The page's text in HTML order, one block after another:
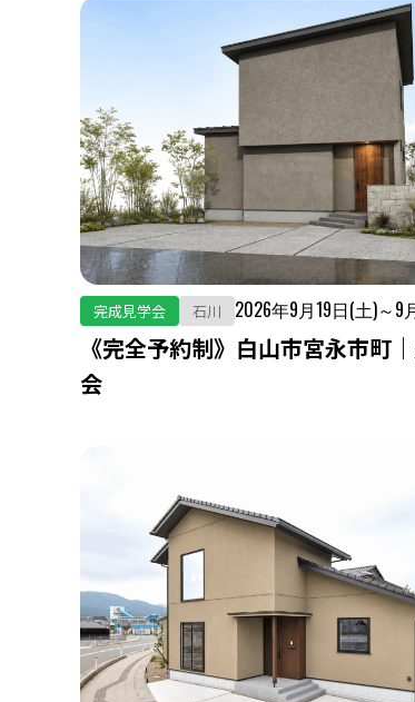
完成見学会 石川 2026年9月19日(土)～9
《完全予約制》白山市宮永市町
会